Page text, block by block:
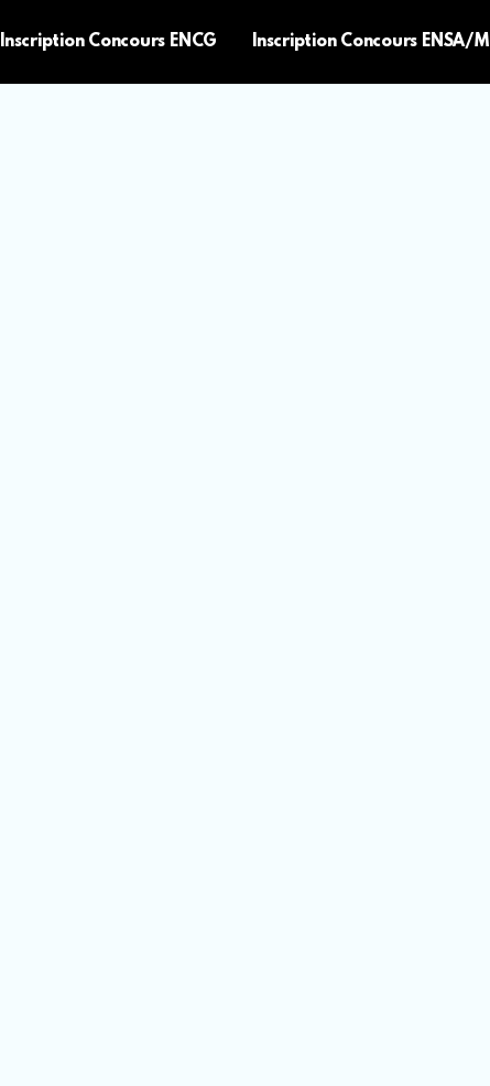
Inscription Concours ENCG Inscription Concours ENSA/M